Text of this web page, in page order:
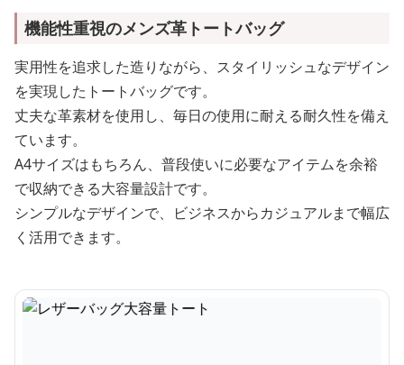
機能性重視のメンズ革トートバッグ
実用性を追求した造りながら、スタイリッシュなデザイン
を実現したトートバッグです。
丈夫な革素材を使用し、毎日の使用に耐える耐久性を備え
ています。
A4サイズはもちろん、普段使いに必要なアイテムを余裕
で収納できる大容量設計です。
シンプルなデザインで、ビジネスからカジュアルまで幅広
く活用できます。